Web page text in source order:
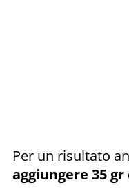
Per un risultato
aggiungere 35